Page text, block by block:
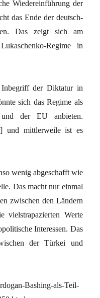
Wiedereinführung der
das Ende der deutsch-
Das zeigt sich am
Regime in
Inbegriff der Diktatur in
sich das Regime als
und der EU anbieten.
und mittlerweile ist es
wenig abgeschafft wie
Das macht nur einmal
zwischen den Ländern
Werte
Interessen. Das
der Türkei und
Bashing-als-Teil-